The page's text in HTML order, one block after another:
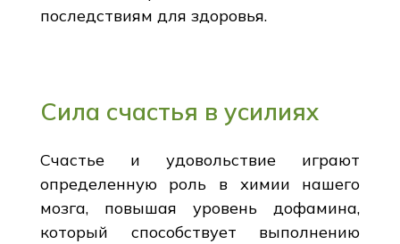
последствиям для здоровья.
Сила счастья в усилиях
Счастье и удовольствие играют
определенную роль в химии нашего
мозга, повышая уровень дофамина,
который способствует выполнению